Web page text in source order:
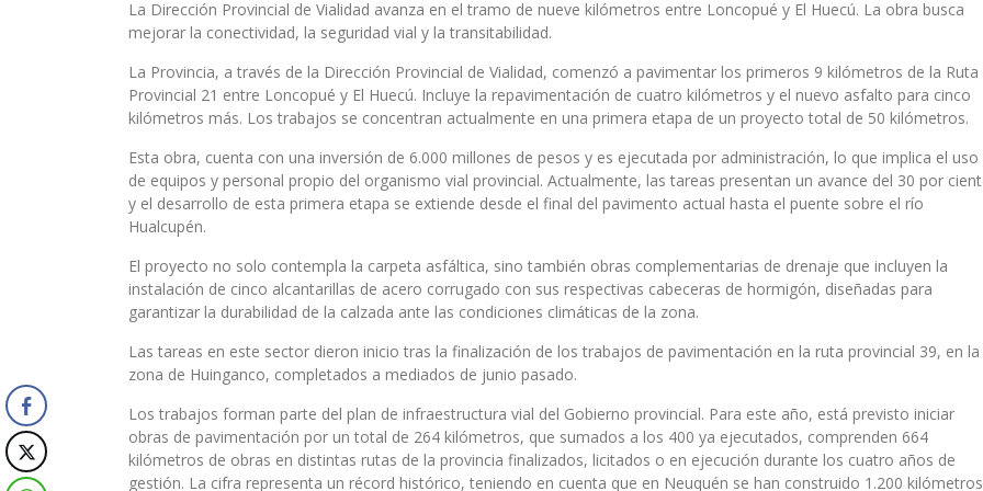
La Dirección Provincial de Vialidad avanza en el tramo de nueve kilómetros entre Loncopué y El Huecú. La obra busca
mejorar la conectividad, la seguridad vial y la transitabilidad.
La Provincia, a través de la Dirección Provincial de Vialidad, comenzó a pavimentar los primeros 9 kilómetros de la Ruta
Provincial 21 entre Loncopué y El Huecú. Incluye la repavimentación de cuatro kilómetros y el nuevo asfalto para cinco
kilómetros más. Los trabajos se concentran actualmente en una primera etapa de un proyecto total de 50 kilómetros.
Esta obra, cuenta con una inversión de 6.000 millones de pesos y es ejecutada por administración, lo que implica el uso
de equipos y personal propio del organismo vial provincial. Actualmente, las tareas presentan un avance del 30 por
y el desarrollo de esta primera etapa se extiende desde el final del pavimento actual hasta el puente sobre el río
Hualcupén.
El proyecto no solo contempla la carpeta asfáltica, sino también obras complementarias de drenaje que incluyen la
instalación de cinco alcantarillas de acero corrugado con sus respectivas cabeceras de hormigón, diseñadas para
garantizar la durabilidad de la calzada ante las condiciones climáticas de la zona.
Las tareas en este sector dieron inicio tras la finalización de los trabajos de pavimentación en la ruta provincial 39, en la
zona de Huinganco, completados a mediados de junio pasado.
Los trabajos forman parte del plan de infraestructura vial del Gobierno provincial. Para este año, está previsto iniciar
obras de pavimentación por un total de 264 kilómetros, que sumados a los 400 ya ejecutados, comprenden 664
kilómetros de obras en distintas rutas de la provincia finalizados, licitados o en ejecución durante los cuatro años de
gestión. La cifra representa un récord histórico, teniendo en cuenta que en Neuquén se han construido 1.200 kilómetros